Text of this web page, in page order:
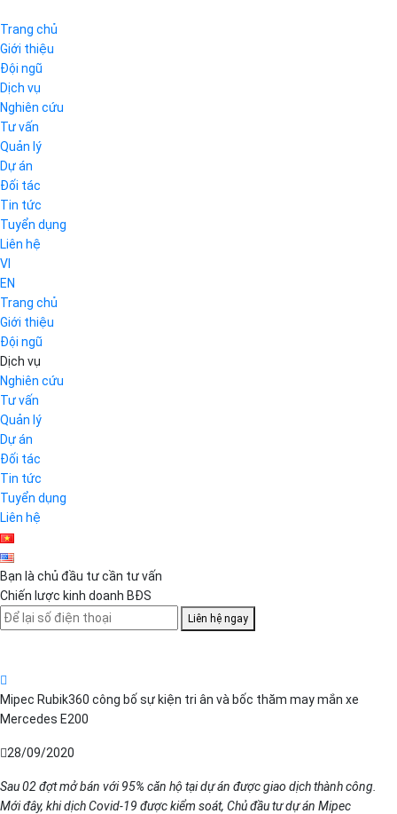
Trang chủ
Giới thiệu
Đội ngũ
Dịch vụ
Nghiên cứu
Tư vấn
Quản lý
Dự án
Đối tác
Tin tức
Tuyển dụng
Liên hệ
VI
EN
Trang chủ
Giới thiệu
Đội ngũ
Dịch vụ
Nghiên cứu
Tư vấn
Quản lý
Dự án
Đối tác
Tin tức
Tuyển dụng
Liên hệ
Bạn là chủ đầu tư cần tư vấn
Chiến lược kinh doanh BĐS
Liên hệ ngay
Mipec Rubik360 công bố sự kiện tri ân và bốc thăm may mắn xe
Mercedes E200
28/09/2020
Sau 02 đợt mở bán với 95% căn hộ tại dự án được giao dịch thành công.
Mới đây, khi dịch Covid-19 được kiểm soát, Chủ đầu tư dự án Mipec